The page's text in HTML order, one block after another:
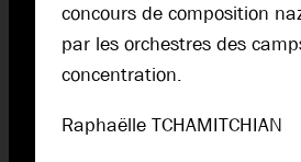
concours de composition
par les orchestres des
concentration.
Raphaëlle TCHAMITCHIAN